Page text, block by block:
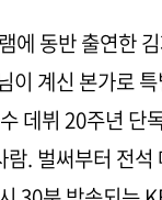
에 동반 출연한
이 계신 본가로
데뷔 20주년
. 벌써부터 전